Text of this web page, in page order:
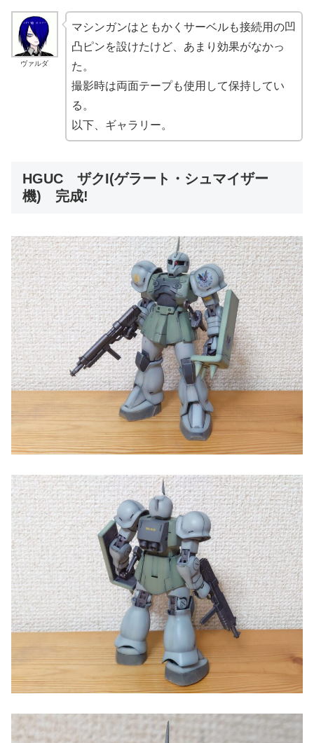
ヴァルダ
マシンガンはともかくサーベルも接続用の凹
凸ピンを設けたけど、あまり効果がなかっ
た。
撮影時は両面テープも使用して保持してい
る。
以下、ギャラリー。
HGUC ザクI(ゲラート・シュマイザー
機) 完成!